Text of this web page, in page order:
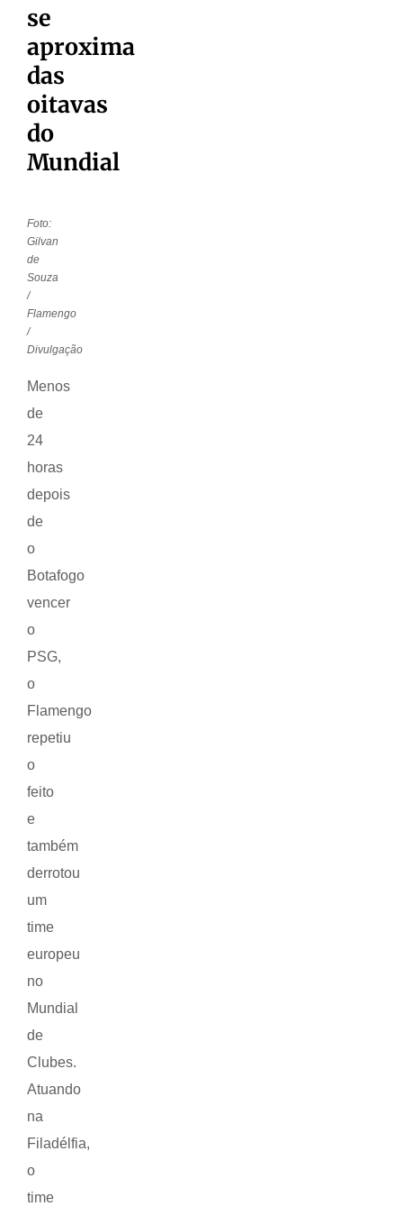
se
aproxima
das
oitavas
do
Mundial
Foto:
Gilvan
de
Souza
/
Flamengo
/
Divulgação
Menos
de
24
horas
depois
de
o
Botafogo
vencer
o
PSG,
o
Flamengo
repetiu
o
feito
e
também
derrotou
um
time
europeu
no
Mundial
de
Clubes.
Atuando
na
Filadélfia,
o
time